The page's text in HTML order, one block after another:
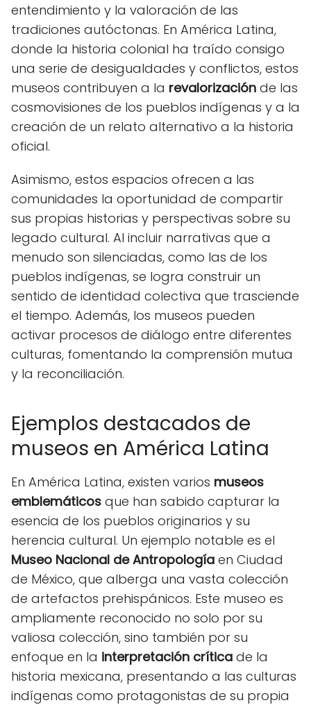
entendimiento y la valoración de las
tradiciones autóctonas. En América Latina,
donde la historia colonial ha traído consigo
una serie de desigualdades y conflictos, estos
museos contribuyen a la revalorización de las
cosmovisiones de los pueblos indígenas y a la
creación de un relato alternativo a la historia
oficial.
Asimismo, estos espacios ofrecen a las
comunidades la oportunidad de compartir
sus propias historias y perspectivas sobre su
legado cultural. Al incluir narrativas que a
menudo son silenciadas, como las de los
pueblos indígenas, se logra construir un
sentido de identidad colectiva que trasciende
el tiempo. Además, los museos pueden
activar procesos de diálogo entre diferentes
culturas, fomentando la comprensión mutua
y la reconciliación.
Ejemplos destacados de
museos en América Latina
En América Latina, existen varios museos
emblemáticos que han sabido capturar la
esencia de los pueblos originarios y su
herencia cultural. Un ejemplo notable es el
Museo Nacional de Antropología en Ciudad
de México, que alberga una vasta colección
de artefactos prehispánicos. Este museo es
ampliamente reconocido no solo por su
valiosa colección, sino también por su
enfoque en la interpretación crítica de la
historia mexicana, presentando a las culturas
indígenas como protagonistas de su propia